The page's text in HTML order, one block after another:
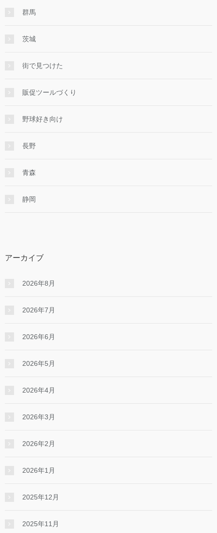
群馬
茨城
街で見つけた
販促ツールづくり
野球好き向け
長野
青森
静岡
アーカイブ
2026年8月
2026年7月
2026年6月
2026年5月
2026年4月
2026年3月
2026年2月
2026年1月
2025年12月
2025年11月